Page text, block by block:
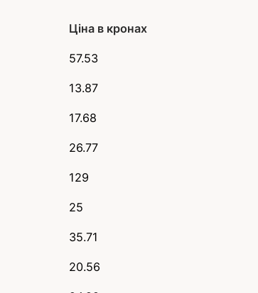
Ціна в кронах
57.53
13.87
17.68
26.77
129
25
35.71
20.56